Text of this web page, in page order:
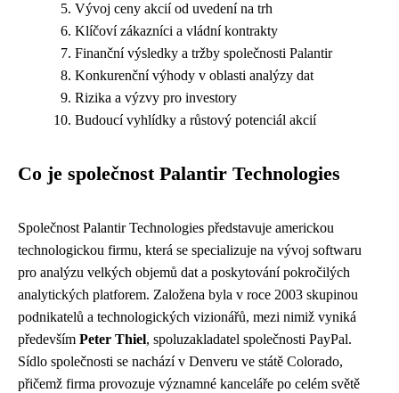
Vývoj ceny akcií od uvedení na trh
Klíčoví zákazníci a vládní kontrakty
Finanční výsledky a tržby společnosti Palantir
Konkurenční výhody v oblasti analýzy dat
Rizika a výzvy pro investory
Budoucí vyhlídky a růstový potenciál akcií
Co je společnost Palantir Technologies
Společnost Palantir Technologies představuje americkou
technologickou firmu, která se specializuje na vývoj softwaru
pro analýzu velkých objemů dat a poskytování pokročilých
analytických platforem. Založena byla v roce 2003 skupinou
podnikatelů a technologických vizionářů, mezi nimiž vyniká
především Peter Thiel, spoluzakladatel společnosti PayPal.
Sídlo společnosti se nachází v Denveru ve státě Colorado,
přičemž firma provozuje významné kanceláře po celém světě